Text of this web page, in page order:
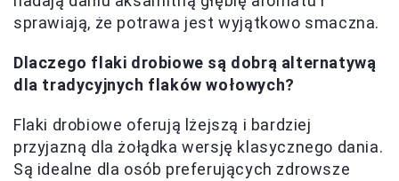
sprawiają, że potrawa jest wyjątkowo smaczna.
Dlaczego flaki drobiowe są dobrą alternatywą
dla tradycyjnych flaków wołowych?
Flaki drobiowe oferują lżejszą i bardziej
przyjazną dla żołądka wersję klasycznego dania.
Są idealne dla osób preferujących zdrowsze